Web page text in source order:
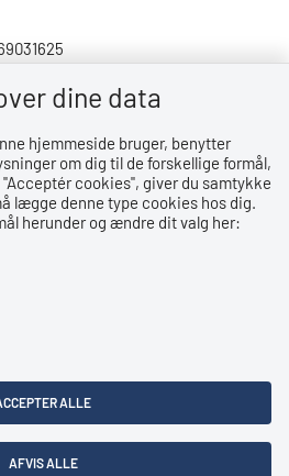
for at blive vist korrekt.
dine data
hjemmeside bruger, benytter
om dig til de forskellige formål,
cookies'', giver du samtykke
lægge denne type cookies hos dig.
herunder og ændre dit valg her:
ALLE
AFVIS ALLE